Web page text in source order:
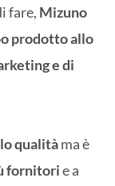
fare, Mizuno
prodotto allo
e di
qualitàma è
fornitorie a